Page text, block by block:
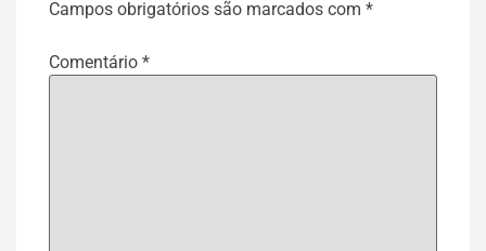
Campos obrigatórios são marcados com *
Comentário *